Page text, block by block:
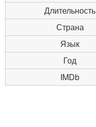
Длительность
Страна
Язык
Год
IMDb